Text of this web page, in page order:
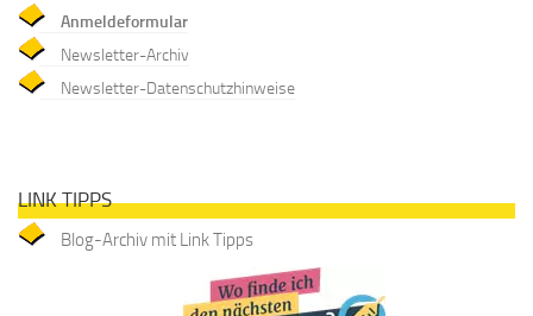
Anmeldeformular
Newsletter-Archiv
Newsletter-Datenschutzhinweise
LINK TIPPS
Blog-Archiv mit Link Tipps